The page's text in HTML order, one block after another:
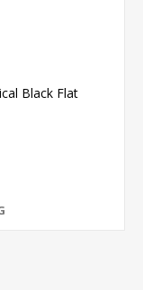
Black Flat